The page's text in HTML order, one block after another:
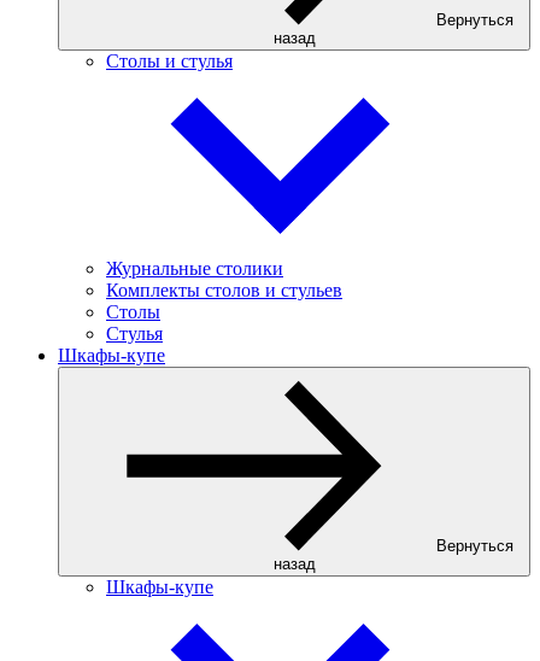
Вернуться
назад
Столы и стулья
Журнальные столики
Комплекты столов и стульев
Столы
Стулья
Шкафы-купе
Вернуться
назад
Шкафы-купе